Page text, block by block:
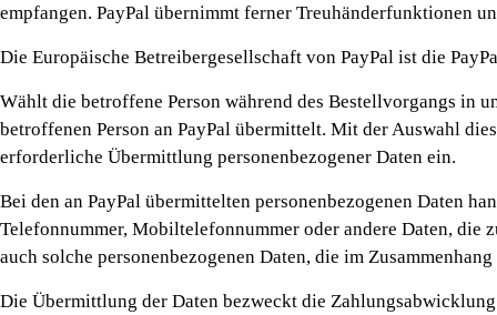
empfangen. PayPal übernimmt ferner Treuhänderfunktionen
Die Europäische Betreibergesellschaft von PayPal ist die
Wählt die betroffene Person während des Bestellvorgangs in
betroffenen Person an PayPal übermittelt. Mit der Auswahl
erforderliche Übermittlung personenbezogener Daten ein.
Bei den an PayPal übermittelten personenbezogenen Daten
Telefonnummer, Mobiltelefonnummer oder andere Daten,
auch solche personenbezogenen Daten, die im
Die Übermittlung der Daten bezweckt die